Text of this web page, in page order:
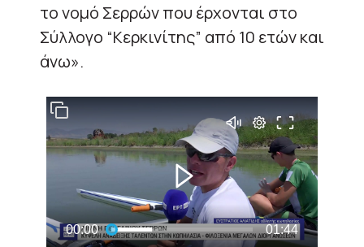
το νομό Σερρών που έρχονται στο
Σύλλογο “Κερκινίτης” από 10 ετών και
άνω».